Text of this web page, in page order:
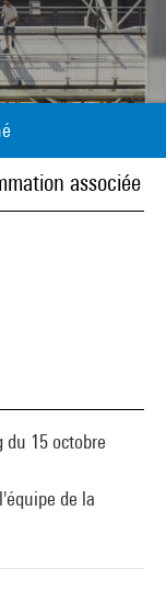
associée
15 octobre
de la